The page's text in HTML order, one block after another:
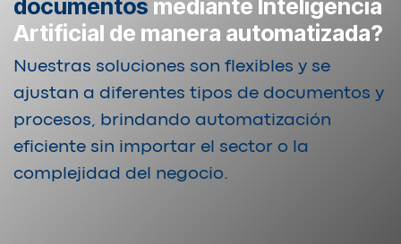
documentos mediante Inteligencia
Artificial de manera automatizada?
Nuestras soluciones son flexibles y se
ajustan a diferentes tipos de documentos y
procesos, brindando automatización
eficiente sin importar el sector o la
complejidad del negocio.